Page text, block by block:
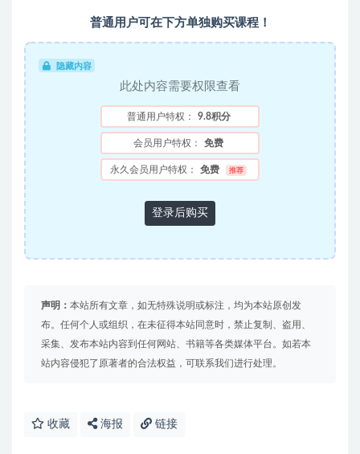
普通用户可在下方单独购买课程！
隐藏内容
此处内容需要权限查看
普通用户特权： 9.8积分
会员用户特权： 免费
永久会员用户特权： 免费 推荐
登录后购买
声明： 本站所有文章，如无特殊说明或标注，均为本站原创发
布。任何个人或组织，在未征得本站同意时，禁止复制、盗用、
采集、发布本站内容到任何网站、书籍等各类媒体平台。如若本
站内容侵犯了原著者的合法权益，可联系我们进行处理。
收藏 海报 链接